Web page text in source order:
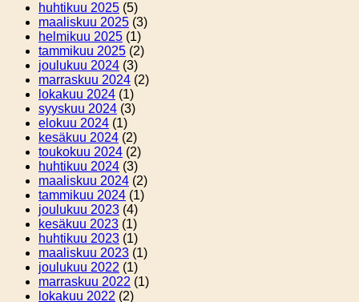
huhtikuu 2025 (5)
maaliskuu 2025 (3)
helmikuu 2025 (1)
tammikuu 2025 (2)
joulukuu 2024 (3)
marraskuu 2024 (2)
lokakuu 2024 (1)
syyskuu 2024 (3)
elokuu 2024 (1)
kesäkuu 2024 (2)
toukokuu 2024 (2)
huhtikuu 2024 (3)
maaliskuu 2024 (2)
tammikuu 2024 (1)
joulukuu 2023 (4)
kesäkuu 2023 (1)
huhtikuu 2023 (1)
maaliskuu 2023 (1)
joulukuu 2022 (1)
marraskuu 2022 (1)
lokakuu 2022 (2)